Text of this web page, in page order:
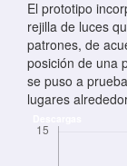
El prototipo
rejilla de luces
patrones, de
posición de una
se puso a
lugares